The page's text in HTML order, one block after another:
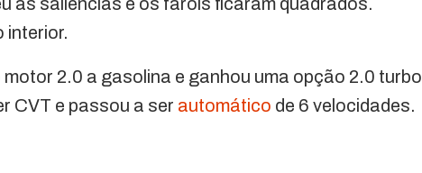
interior.
2.0 a gasolina e ganhou uma opção 2.0 turbo
CVT e passou a ser automático de 6 velocidades.